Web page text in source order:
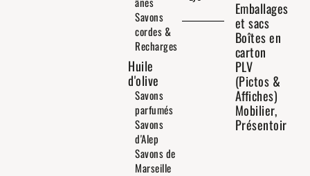
Savons
cordes &
Recharges
Huile
d'olive
Savons
parfumés
Savons
d'Alep
Savons de
Marseille
Emballages
et sacs
Boîtes en
carton
PLV
(Pictos &
Affiches)
Mobilier,
Présentoir